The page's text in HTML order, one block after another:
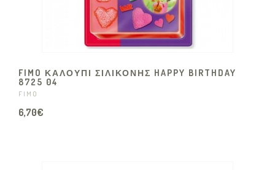
FIMO ΚΑΛΟΥΠΙ ΣΙΛΙΚΟΝΗΣ HAPPY BIRTHDAY
8725 04
FIMO
6,70€